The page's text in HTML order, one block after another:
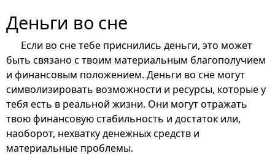
Деньги во сне
Если во сне тебе приснились деньги, это может
быть связано с твоим материальным благополучием
и финансовым положением. Деньги во сне могут
символизировать возможности и ресурсы, которые у
тебя есть в реальной жизни. Они могут отражать
твою финансовую стабильность и достаток или,
наоборот, нехватку денежных средств и
материальные проблемы.